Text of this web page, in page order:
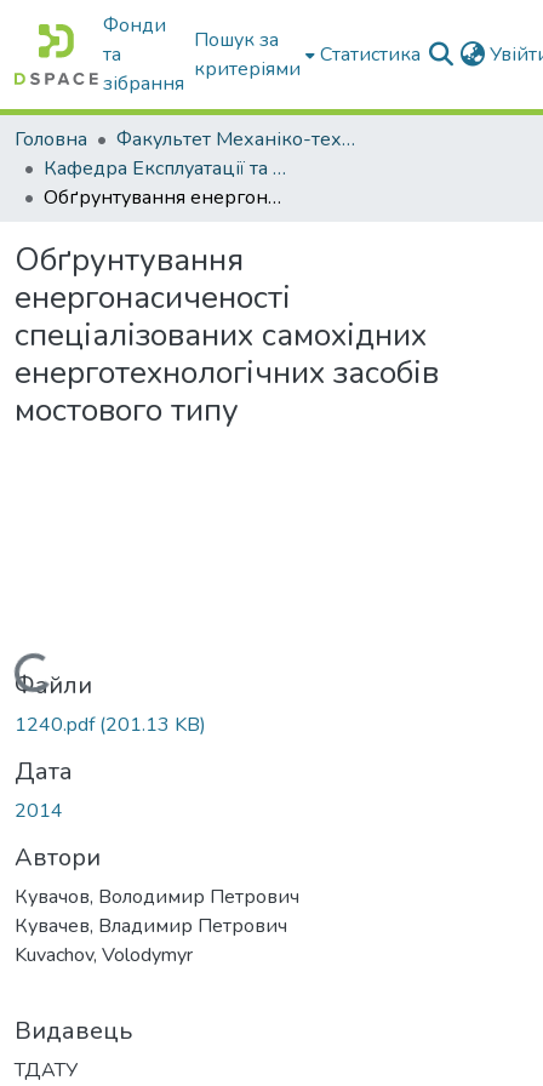
Фонди
та
зібрання
Пошук за
критеріями
Статистика
Головна
Факультет Механіко-технологічний
Кафедра Експлуатації та технічного сервісу машин
Обґрунтування енергонасиченості спеціалізованих самохідних енерготехнологічних засобів мостового типу
Обґрунтування
енергонасиченості
спеціалізованих самохідних
енерготехнологічних засобів
мостового типу
Вантажиться...
Файли
1240.pdf(201.13 KB)
Дата
2014
Автори
Кувачов, Володимир Петрович
Кувачев, Владимир Петрович
Kuvachov, Volodymyr
Видавець
ТДАТУ